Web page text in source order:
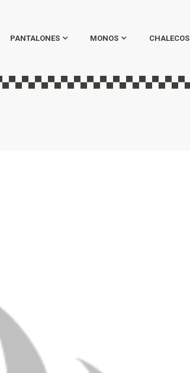
PANTALONES MONOS CHALECOS